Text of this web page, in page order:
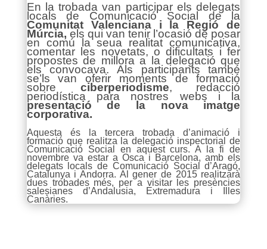
En la trobada van participar els delegats
locals de Comunicació Social de la
Comunitat Valenciana i la Regió de
Múrcia, els qui van tenir l’ocasió de posar
en comú la seua realitat comunicativa,
comentar les novetats, o dificultats i fer
propostes de millora a la delegació que
els convocava. Als participants també
se’ls van oferir moments de formació
sobre ciberperiodisme, redacció
periodística para nostres webs i la
presentació de la nova imatge
corporativa.
Aquesta és la tercera trobada d’animació i
formació que realitza la delegació inspectorial de
Comunicació Social en aquest curs. A la fi de
novembre va estar a Osca i Barcelona, amb els
delegats locals de Comunicació Social d’Aragó,
Catalunya i Andorra. Al gener de 2015 realitzarà
dues trobades més, per a visitar les presències
salesianes d’Andalusia, Extremadura i Illes
Canàries.